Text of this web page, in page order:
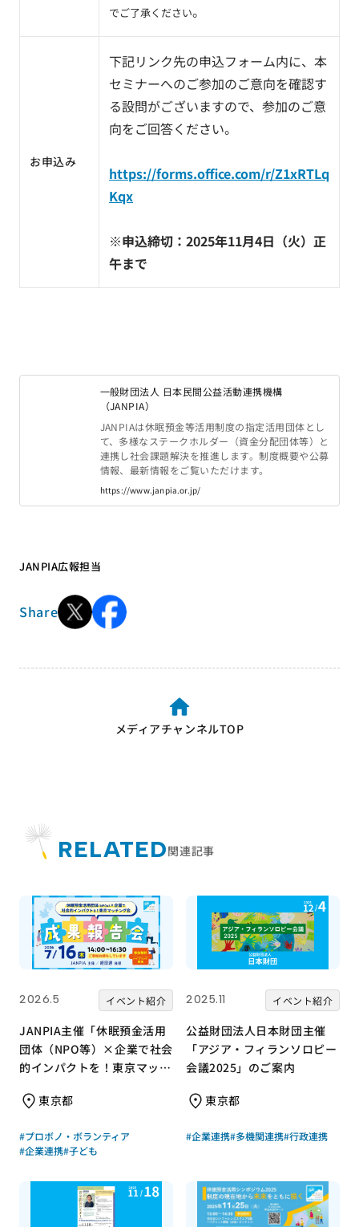
でご了承ください。
お申込み
下記リンク先の申込フォーム内に、本
セミナーへのご参加のご意向を確認す
る設問がございますので、参加のご意
向をご回答ください。
https://forms.office.com/r/Z1xRTLq
Kqx
※申込締切：2025年11月4日（火）正
午まで
一般財団法人 日本民間公益活動連携機構
（JANPIA）
JANPIAは休眠預金等活用制度の指定活用団体とし
て、多様なステークホルダー（資金分配団体等）と
連携し社会課題解決を推進します。制度概要や公募
情報、最新情報をご覧いただけます。
https://www.janpia.or.jp/
JANPIA広報担当
Share
メディアチャンネルTOP
RELATED関連記事
2026.5 イベント紹介
JANPIA主催「休眠預金活用
団体（NPO等）×企業で社会
的インパクトを！東京マッチ
紹介東京都
#プロボノ・ボランティア
#企業連携#子ども
2025.11 イベント紹介
公益財団法人日本財団主催
「アジア・フィランソロピー
会議2025」のご案内
東京都
#企業連携#多機関連携#行政連携